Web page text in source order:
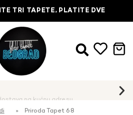
TRI TAPETE, PLATITE DVE
» Priroda Tapet 68